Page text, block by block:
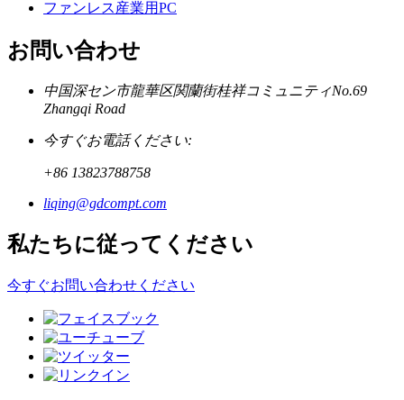
ファンレス産業用PC
お問い合わせ
中国深セン市龍華区関蘭街桂祥コミュニティNo.69
Zhangqi Road
今すぐお電話ください:
+86 13823788758
liqing@gdcompt.com
私たちに従ってください
今すぐお問い合わせください